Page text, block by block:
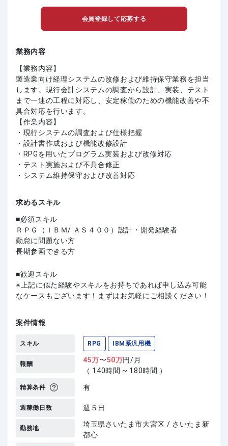
会員登録して応募する
業務内容
【業務内容】
製造業向け経理システムの改修および維持保守業務を担当
します。現行会計システムの調査から設計、実装、テスト
まで一連の工程に対応し、安定稼働のための機能改善や不
具合対応を行います。
【作業内容】
・現行システムの調査および仕様把握
・設計書作成および機能改修設計
・RPGを用いたプログラム実装および改修対応
・テスト実施および不具合修正
・システム維持保守および改善対応
求めるスキル
必須スキル
ＲＰＧ（ＩＢＭ/ ＡＳ４００）設計・開発経験者
勤怠に問題ない方
長期参画できる方
歓迎スキル
上記に似た経験やスキルをお持ちであれば申し込み可能
なケースもございます！まずはお気軽にご相談ください！
案件情報
スキル RPG IBM系汎用機
報酬 45万〜50万円/月
（ 140時間 ~ 180時間 ）
精算条件 有
週稼働日数 週５日
勤務地
埼玉県さいたま市大宮区 / さいたま新
都心